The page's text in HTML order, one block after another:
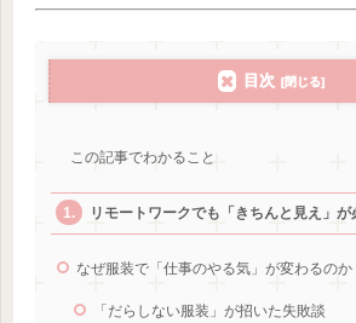
目次
この記事でわかること
リモートワークでも「きちんと見え」が
なぜ服装で「仕事のやる気」が変わるのか
「だらしない服装」が招いた失敗談